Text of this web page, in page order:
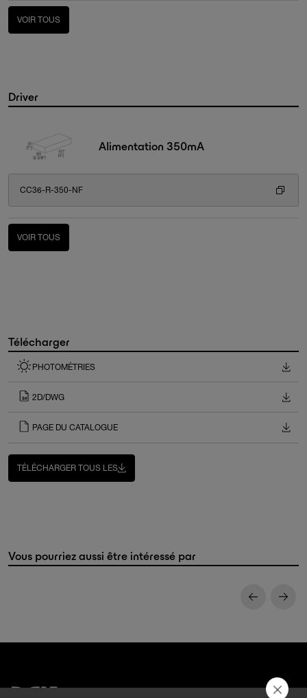
VOIR TOUS
Driver
Alimentation 350mA
CC36-R-350-NF
VOIR TOUS
Télécharger
PHOTOMÉTRIES
2D/DWG
PAGE DU CATALOGUE
TÉLÉCHARGER TOUS LES
Vous pourriez aussi être intéressé par